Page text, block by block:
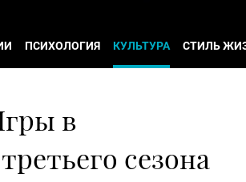
ПСИХОЛОГИЯ КУЛЬТУРА СТИЛЬ
в
сезона